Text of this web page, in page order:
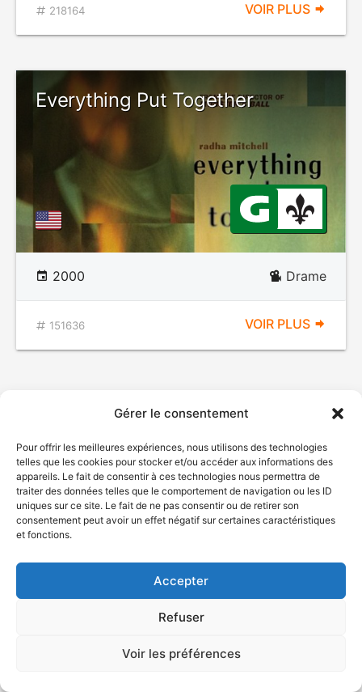
Gérer le consentement
Pour offrir les meilleures expériences, nous utilisons des technologies
telles que les cookies pour stocker et/ou accéder aux informations des
appareils. Le fait de consentir à ces technologies nous permettra de
traiter des données telles que le comportement de navigation ou les ID
uniques sur ce site. Le fait de ne pas consentir ou de retirer son
consentement peut avoir un effet négatif sur certaines caractéristiques
et fonctions.
Accepter
Refuser
Voir les préférences
218164 VOIR PLUS
Everything Put Together
2000 Drame
151636 VOIR PLUS
© Gouvernement du Québec, 2026
Plan du site
Accessibilité
Accès à l'information
Déclaration de services